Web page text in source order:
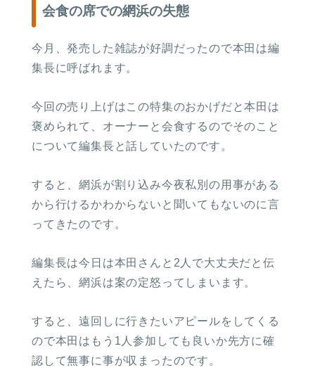
会食の席での網浜の失態
今月、発売した雑誌が好調だったので本田は編
集長に呼ばれます。
今回の売り上げはこの特集のおかげだと本田は
褒められて、オーナーと会食するのでそのこと
について編集長と話していたのです。
すると、網浜が割り込み今夜私別の用事がある
から行けるかわからないと聞いてもないのに言
ってきたのです。
編集長は今日は本田さんと2人で大丈夫だと伝
えたら、網浜は案の定怒ってしまいます。
すると、遠回しに行きたいアピールをしてくる
ので本田はもう1人参加しても良いか先方に確
認して無事に事が収まったのです。